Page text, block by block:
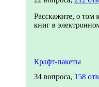
Расскажите, о том
книг в
Крафт-пакеты
34 вопроса, 158